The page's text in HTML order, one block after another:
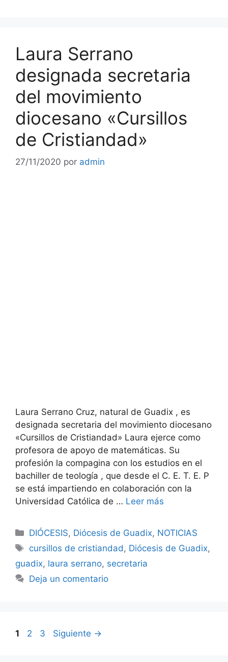
Laura Serrano
designada secretaria
del movimiento
diocesano «Cursillos
de Cristiandad»
27/11/2020 por admin
Laura Serrano Cruz, natural de Guadix , es
designada secretaria del movimiento diocesano
«Cursillos de Cristiandad» Laura ejerce como
profesora de apoyo de matemáticas. Su
profesión la compagina con los estudios en el
bachiller de teología , que desde el C. E. T. E. P
se está impartiendo en colaboración con la
Universidad Católica de … Leer más
Categorías
DIÓCESIS, Diócesis de Guadix, NOTICIAS
Etiquetas
cursillos de cristiandad, Diócesis de Guadix,
guadix, laura serrano, secretaria
Deja un comentario
Página
1 Página
2 Página
3 Siguiente →